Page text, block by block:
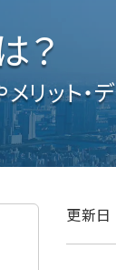
？
リット・
更新日